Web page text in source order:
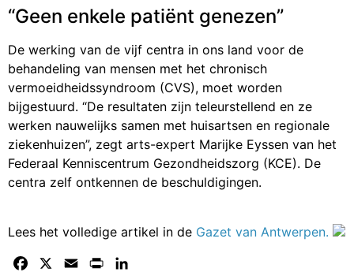
“Geen enkele patiënt genezen”
De werking van de vijf centra in ons land voor de
behandeling van mensen met het chronisch
vermoeidheidssyndroom (CVS), moet worden
bijgestuurd. “De resultaten zijn teleurstellend en ze
werken nauwelijks samen met huisartsen en regionale
ziekenhuizen”, zegt arts-expert Marijke Eyssen van het
Federaal Kenniscentrum Gezondheidszorg (KCE). De
centra zelf ontkennen de beschuldigingen.
Lees het volledige artikel in de Gazet van Antwerpen.
Facebook Email Print